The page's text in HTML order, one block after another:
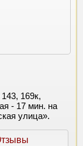
169к,
- 17 мин. на
улица».